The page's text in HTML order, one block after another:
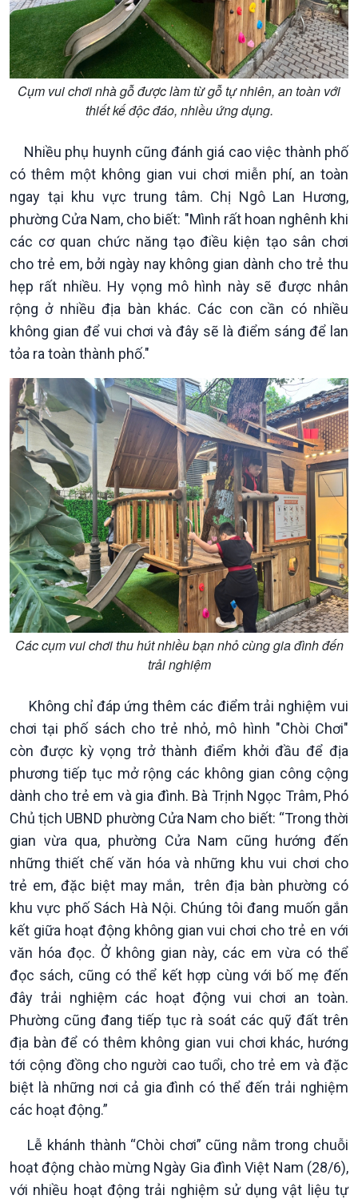
Xã hội
Tin Đời sống & Xã hội
Chuyển đổi Xanh
Tài nguyên và Môi trường
Chuyên gia của bạn
Xã hội chuyển động
Bước chân đến trường
Khoa học & Công nghệ
Sống chung với biến đổi
khí hậu
Văn hoá & Du lịch
Tin Văn hoá & Du lịch
Chát với người nổi tiếng
Câu chuyện Thể thao
Multimedia
Ảnh
Video
Infographic
E-Magazine
Cụm vui chơi nhà gỗ được làm từ gỗ tự nhiên, an toàn với
thiết kế độc đáo, nhiều ứng dụng.
Nhiều phụ huynh cũng đánh giá cao việc thành phố
có thêm một không gian vui chơi miễn phí, an toàn
ngay tại khu vực trung tâm. Chị Ngô Lan Hương,
phường Cửa Nam, cho biết: "Mình rất hoan nghênh khi
các cơ quan chức năng tạo điều kiện tạo sân chơi
cho trẻ em, bởi ngày nay không gian dành cho trẻ thu
hẹp rất nhiều. Hy vọng mô hình này sẽ được nhân
rộng ở nhiều địa bàn khác. Các con cần có nhiều
không gian để vui chơi và đây sẽ là điểm sáng để lan
tỏa ra toàn thành phố."
Các cụm vui chơi thu hút nhiều bạn nhỏ cùng gia đình đến
trải nghiệm
Không chỉ đáp ứng thêm các điểm trải nghiệm vui
chơi tại phố sách cho trẻ nhỏ, mô hình "Chòi Chơi"
còn được kỳ vọng trở thành điểm khởi đầu để địa
phương tiếp tục mở rộng các không gian công cộng
dành cho trẻ em và gia đình. Bà Trịnh Ngọc Trâm, Phó
Chủ tịch UBND phường Cửa Nam cho biết: “Trong thời
gian vừa qua, phường Cửa Nam cũng hướng đến
những thiết chế văn hóa và những khu vui chơi cho
trẻ em, đặc biệt may mắn, trên địa bàn phường có
khu vực phố Sách Hà Nội. Chúng tôi đang muốn gắn
kết giữa hoạt động không gian vui chơi cho trẻ en với
văn hóa đọc. Ở không gian này, các em vừa có thể
đọc sách, cũng có thể kết hợp cùng với bố mẹ đến
đây trải nghiệm các hoạt động vui chơi an toàn.
Phường cũng đang tiếp tục rà soát các quỹ đất trên
địa bàn để có thêm không gian vui chơi khác, hướng
tới cộng đồng cho người cao tuổi, cho trẻ em và đặc
biệt là những nơi cả gia đình có thể đến trải nghiệm
các hoạt động.”
Lễ khánh thành “Chòi chơi” cũng nằm trong chuỗi
hoạt động chào mừng Ngày Gia đình Việt Nam (28/6),
với nhiều hoạt động trải nghiệm sử dụng vật liệu tự